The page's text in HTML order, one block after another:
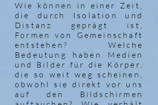
Wie können in einer Zeit,
die durch Isolation und
Distanz geprägt ist,
Formen von Gemeinschaft
entstehen? Welche
Bedeutung haben Medien
und Bilder für die Körper,
die so weit weg scheinen,
obwohl sie direkt vor uns
auf den Bildschirmen